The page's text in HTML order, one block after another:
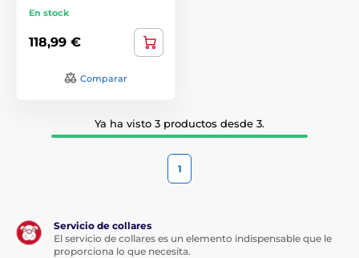
En stock
118,99 €
Comparar
Ya ha visto 3 productos desde 3.
1
Servicio de collares
El servicio de collares es un elemento indispensable que le
proporciona lo que necesita.